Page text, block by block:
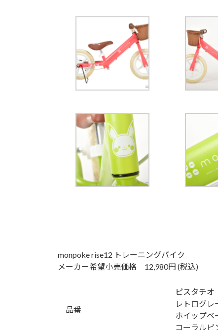
monpoke rise12 トレーニングバイク
メーカー希望小売価格 12,980円 (税込)
品番
ピスタチオ
レトログレ
ホイップベ
コーラルピ